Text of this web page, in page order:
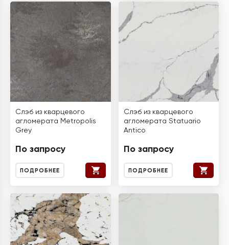
Слэб из кварцевого
агломерата Metropolis
Grey
По запросу
ПОДРОБНЕЕ
Слэб из кварцевого
агломерата Statuario
Antico
По запросу
ПОДРОБНЕЕ